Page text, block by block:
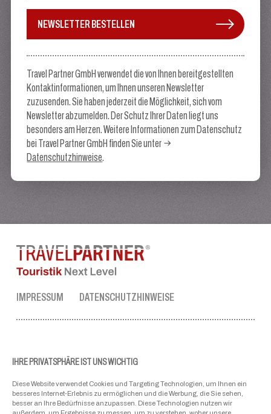
IHRE PRIVATSPHÄRE IST UNS WICHTIG
Diese Website verwendet Cookies und Targeting Technologien, um Ihnen ein
besseres Internet-Erlebnis zu ermöglichen und die Werbung, die Sie sehen,
besser an Ihre Bedürfnisse anzupassen. Diese Technologien nutzen wir
NEWSLETTER BESTELLEN
Travel Partner GmbH verwendet die von Ihnen bereitgestellten
Kontaktinformationen, um Ihnen unseren Newsletter
zuzusenden. Sie haben jederzeit die Möglichkeit, sich vom
Newsletter abzumelden. Der Schutz Ihrer Daten liegt uns
besonders am Herzen. Weitere Informationen zum Datenschutz
bei Travel Partner GmbH finden Sie unter
Datenschutzhinweise.
IMPRESSUM DATENSCHUTZHINWEISE
Tel.:+43 50 3636 1
ellmau@travel-partner.com